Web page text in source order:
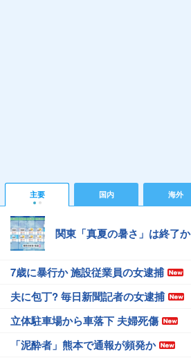
主要 国内 海外
関東「真夏の暑さ」は終了か
7歳に暴行か 施設従業員の女逮捕
夫に包丁? 毎日新聞記者の女逮捕
立体駐車場から車落下 夫婦死傷
「泥酔者」熊本で通報が頻発か